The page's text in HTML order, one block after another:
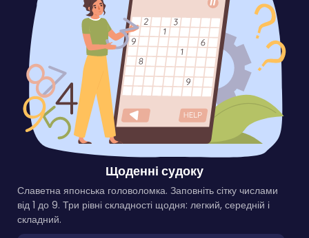
Щоденні судоку
Славетна японська головоломка. Заповніть сітку числами
від 1 до 9. Три рівні складності щодня: легкий, середній і
складний.